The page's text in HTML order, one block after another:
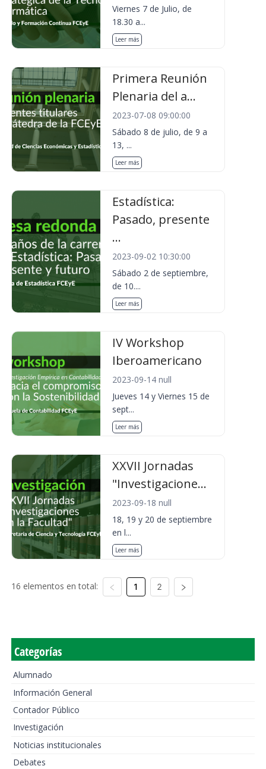
Viernes 7 de Julio, de
18.30 a...
Leer más
Primera Reunión
Plenaria del a...
2023-07-08 09:00:00
Sábado 8 de julio, de 9 a
13, ...
Leer más
Estadística:
Pasado, presente
...
2023-09-02 10:30:00
Sábado 2 de septiembre,
de 10....
Leer más
IV Workshop
Iberoamericano
2023-09-14 null
Jueves 14 y Viernes 15 de
sept...
Leer más
XXVII Jornadas
"Investigacione...
2023-09-18 null
18, 19 y 20 de septiembre
en l...
Leer más
16 elementos en total: 1 2
Categorías
Alumnado
Información General
Contador Público
Investigación
Noticias institucionales
Debates